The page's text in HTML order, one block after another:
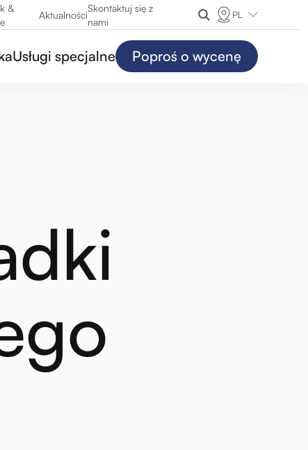
&
Aktualności
Skontaktuj się z
nami
PL
Usługi specjalne Poproś o wycenę